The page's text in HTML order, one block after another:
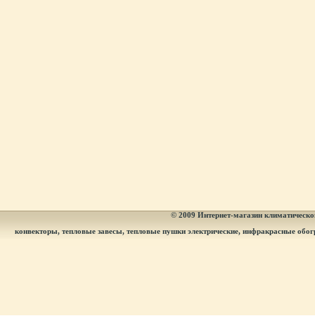
© 2009 Интернет-магазин
конвекторы, тепловые завесы, тепловые пушки электрические, инфракрасные